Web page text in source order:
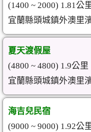
(1400 ~ 2000) 1.81公
宜蘭縣頭城鎮外澳里
夏天渡假屋
(4800 ~ 4800) 1.9公里
宜蘭縣頭城鎮外澳里
海吉兒民宿
(9000 ~ 9000) 1.92公